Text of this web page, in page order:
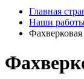
Главная
Наши